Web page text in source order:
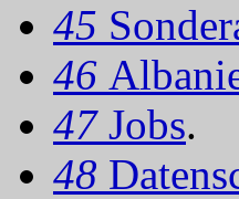
45
46
47 Jobs.
48